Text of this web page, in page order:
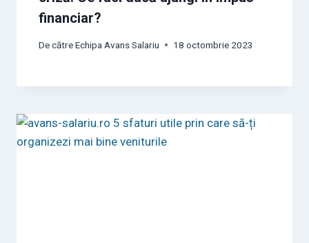
financiar?
De cătreEchipa Avans Salariu 18 octombrie 2023